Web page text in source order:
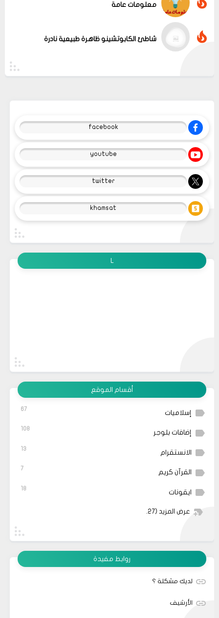
معلومات عامة
شاطئ الكابوتشينو ظاهرة طبيعية نادرة
facebook
youtube
twitter
khamsat
L
أقسام الموقع
إسلاميات 67
إضافات بلوجر 108
الانستقرام 13
القرآن كريم 7
ايقونات 18
عرض المزيد (27)
روابط مفيدة
لديك مشكلة ؟
الأرشيف